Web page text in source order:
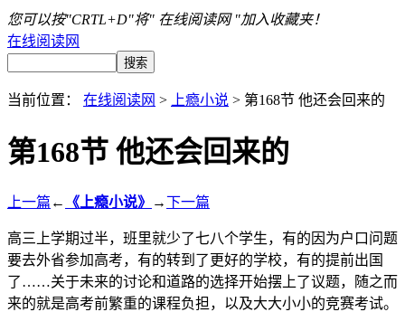
您可以按"CRTL+D"将" 在线阅读网 "加入收藏夹！
在线阅读网
当前位置： 在线阅读网 > 上瘾小说 > 第168节 他还会回来的
第168节 他还会回来的
上一篇 ← 《上瘾小说》 →下一篇
高三上学期过半，班里就少了七八个学生，有的因为户口问题
要去外省参加高考，有的转到了更好的学校，有的提前出国
了……关于未来的讨论和道路的选择开始摆上了议题，随之而
来的就是高考前繁重的课程负担，以及大大小小的竞赛考试。